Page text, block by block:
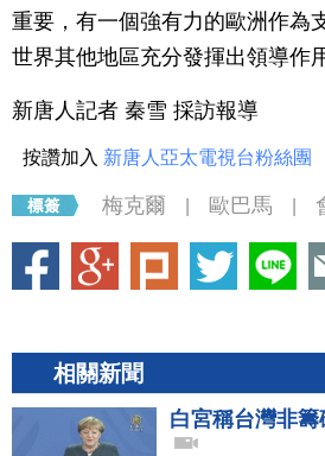
重要，有一個強有力的歐洲作為
世界其他地區充分發揮出領導作
新唐人記者 秦雪 採訪報導
按讚加入 新唐人亞太電視台粉絲團
梅克爾 歐巴馬
相關新聞
白宮稱台灣非